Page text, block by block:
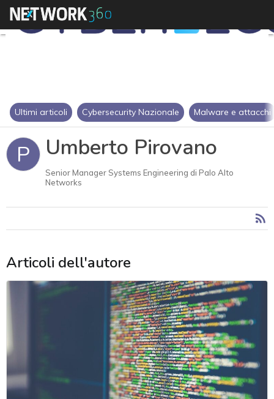
Ultimi articoli Cybersecurity Nazionale Malware e attacchi
P Umberto Pirovano
Senior Manager Systems Engineering di Palo Alto
Networks
Articoli dell'autore